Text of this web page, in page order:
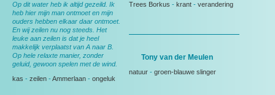
Op dit water heb ik altijd gezeild. Ik
heb hier mijn man ontmoet en mijn
ouders hebben elkaar daar ontmoet.
En wij zeilen nu nog steeds. Het
leuke aan zeilen is dat je heel
makkelijk verplaatst van A naar B.
Op hele relaxte manier, zonder
geluid, gewoon spelen met de wind.
kas - zeilen - Ammerlaan - ongeluk
Trees Borkus - krant - verandering
Tony van der Meulen
natuur - groen-blauwe slinger